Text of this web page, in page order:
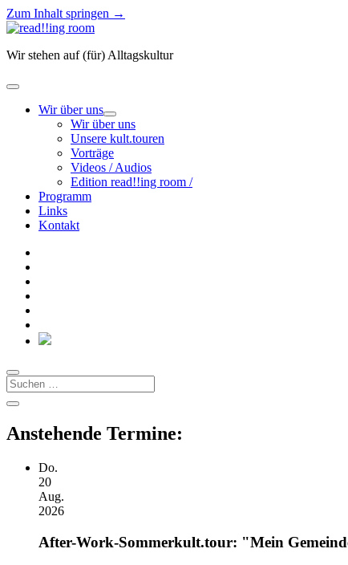
Zum Inhalt springen →
read!!ing
Wir stehen auf (für) Alltagskultur
Menü
öffnenWir über uns
Menü
öffnen
Wir über uns
Unsere kult.touren
Vorträge
Videos / Audios
Edition read!!ing room /
Programm
Links
Kontakt
formsocial_icon_custom_1
Suchen
Seitenleiste
Seitenleiste
Anstehende Termine:
Do.
20
Aug.
2026
After-Work-Sommerkult.tour: "Mein